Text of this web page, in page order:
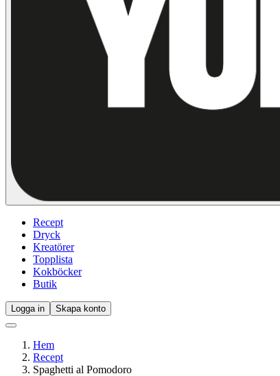
Recept
Dryck
Kreatörer
Topplista
Kokböcker
Butik
Logga in Skapa konto
Hem
Recept
Spaghetti al Pomodoro